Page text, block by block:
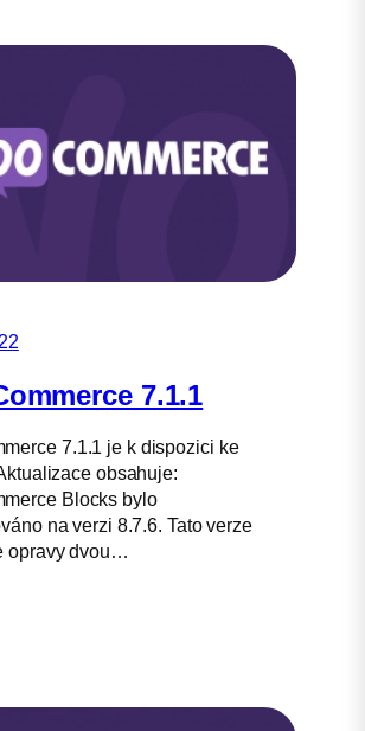
7.1.1
7.1.1 je k dispozici ke
obsahuje:
Blocks bylo
na verzi 8.7.6. Tato verze
opravy dvou…